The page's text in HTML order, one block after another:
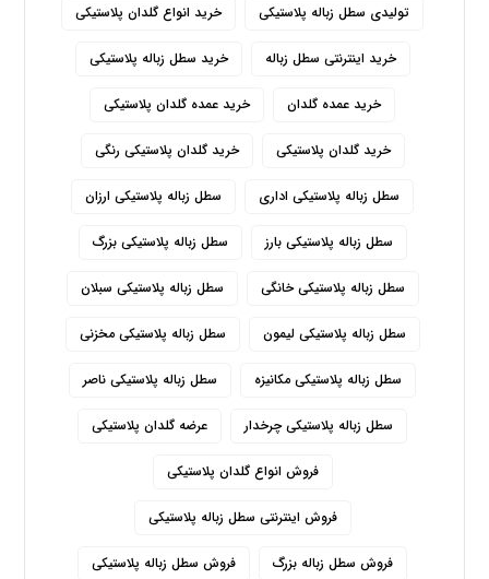
تولیدی سطل زباله پلاستیکی خرید انواع گلدان پلاستیکی
خرید اینترنتی سطل زباله خرید سطل زباله پلاستیکی
خرید عمده گلدان خرید عمده گلدان پلاستیکی
خرید گلدان پلاستیکی خرید گلدان پلاستیکی رنگی
سطل زباله پلاستیکی اداری سطل زباله پلاستیکی ارزان
سطل زباله پلاستیکی بارز سطل زباله پلاستیکی بزرگ
سطل زباله پلاستیکی خانگی سطل زباله پلاستیکی سبلان
سطل زباله پلاستیکی لیمون سطل زباله پلاستیکی مخزنی
سطل زباله پلاستیکی مکانیزه سطل زباله پلاستیکی ناصر
سطل زباله پلاستیکی چرخدار عرضه گلدان پلاستیکی
فروش انواع گلدان پلاستیکی
فروش اینترنتی سطل زباله پلاستیکی
فروش سطل زباله بزرگ فروش سطل زباله پلاستیکی